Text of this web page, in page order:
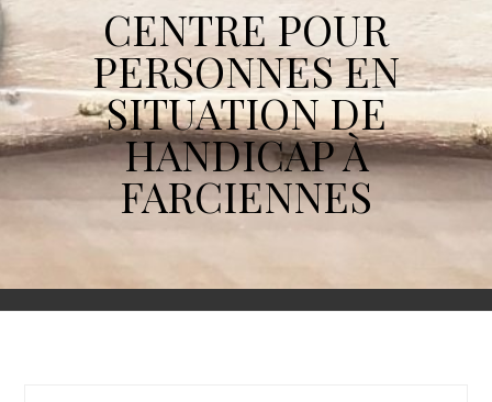
CENTRE POUR
PERSONNES EN
SITUATION DE
HANDICAP À
FARCIENNES